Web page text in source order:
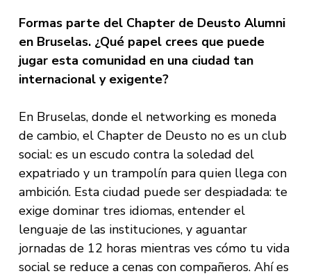
Formas parte del Chapter de Deusto Alumni
en Bruselas. ¿Qué papel crees que puede
jugar esta comunidad en una ciudad tan
internacional y exigente?
En Bruselas, donde el networking es moneda
de cambio, el Chapter de Deusto no es un club
social: es un escudo contra la soledad del
expatriado y un trampolín para quien llega con
ambición. Esta ciudad puede ser despiadada: te
exige dominar tres idiomas, entender el
lenguaje de las instituciones, y aguantar
jornadas de 12 horas mientras ves cómo tu vida
social se reduce a cenas con compañeros. Ahí es